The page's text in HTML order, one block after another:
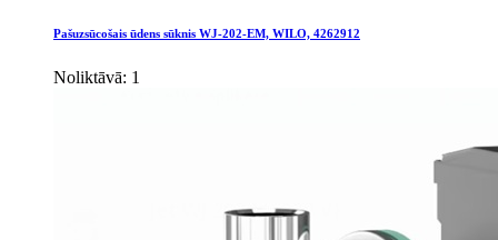
Pašuzsūcošais ūdens sūknis WJ-202-EM, WILO, 4262912
Noliktāvā: 1